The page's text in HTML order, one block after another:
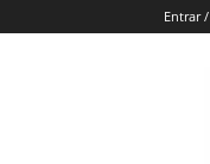
Entrar